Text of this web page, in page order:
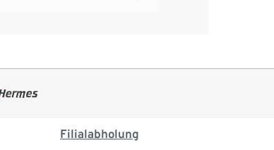
Filialabholung